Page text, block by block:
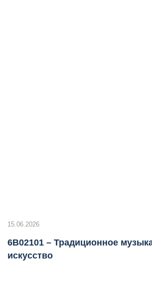
15.06.2026
6B02101 – Традиционное
искусство